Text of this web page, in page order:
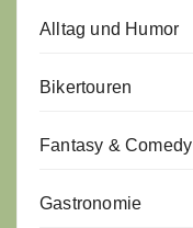
Alltag und Humor
Bikertouren
Fantasy & Comedy
Gastronomie